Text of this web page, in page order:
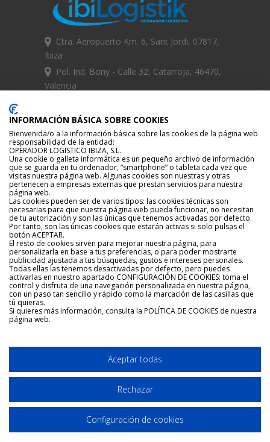
Ctra. Aeropuerto Km. 6, Sant Jordi, 07817,
Ibiza
Pol. Ind. Bony - Calle 32, Catarroja, 46470,
Valencia
VALENCIA +34 963 946 891
info@ibilogistik.com
Empresa
ibiLogistik ha sido creada de la experiencia
para satisfacer las necesidades logísticas de
las empresas que se quieran impliantar (o ya
lo estén) en la isla de Ibiza o Formentera.
Ofrecemos un servicio integral de distribución,
transporte y asesoramiento. Nuestra amplia
experiencia y personal altamente cualificado
te brindará todas las herramientas necesarias
Copyright © 2022 ibiLogistik.|Política de privacidad
Política de Cookies
INFORMACIÓN BÁSICA SOBRE COOKIES
Bienvenida/o a la información básica sobre las cookies de la página web
responsabilidad de la entidad:
OPERADOR LOGISTICO IBIZA, S.L.
Una cookie o galleta informática es un pequeño archivo de información
que se guarda en tu ordenador, “smartphone” o tableta cada vez que
visitas nuestra página web. Algunas cookies son nuestras y otras
pertenecen a empresas externas que prestan servicios para nuestra
página web.
Las cookies pueden ser de varios tipos: las cookies técnicas son
necesarias para que nuestra página web pueda funcionar, no necesitan
de tu autorización y son las únicas que tenemos activadas por defecto.
Por tanto, son las únicas cookies que estarán activas si solo pulsas el
botón ACEPTAR.
El resto de cookies sirven para mejorar nuestra página, para
personalizarla en base a tus preferencias, o para poder mostrarte
publicidad ajustada a tus búsquedas, gustos e intereses personales.
Todas ellas las tenemos desactivadas por defecto, pero puedes
activarlas en nuestro apartado CONFIGURACIÓN DE COOKIES: toma el
control y disfruta de una navegación personalizada en nuestra página,
con un paso tan sencillo y rápido como la marcación de las casillas que
tú quieras.
Si quieres más información, consulta la POLÍTICA DE COOKIES de nuestra
página web.
Aceptar todas
Rechazar
Configuración de cookies